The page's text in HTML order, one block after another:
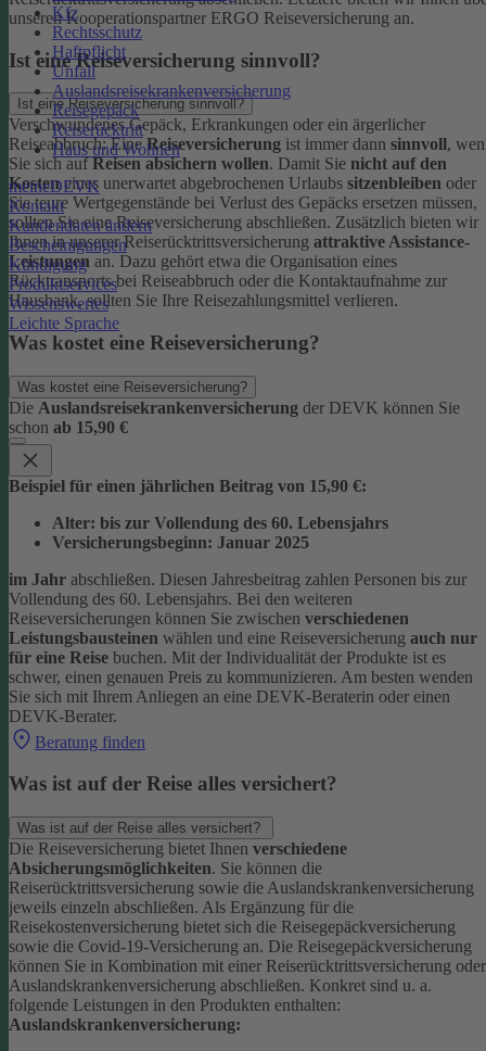
Kfz
Rechtsschutz
Haftpflicht
Unfall
Auslandsreisekrankenversicherung
Reisegepäck
Reiserücktritt
Haus und Wohnen
meineDEVK
Kontakt
Kundendaten ändern
Bescheinigungen
Kündigung
Produktservices
Wissenswertes
Leichte Sprache
unseren Kooperationspartner ERGO Reiseversicherung an.
Ist eine Reiseversicherung sinnvoll?
Ist eine Reiseversicherung sinnvoll?
Verschwundenes Gepäck, Erkrankungen oder ein ärgerlicher
Reiseabbruch: EineReiseversicherung ist immer dann sinnvoll,
Sie sich aufReisen absichern wollen. Damit Sie nicht auf den
Kosteneines unerwartet abgebrochenen Urlaubs sitzenbleiben oder
Sie teure Wertgegenstände bei Verlust des Gepäcks ersetzen müssen,
sollten Sie eine Reiseversicherung abschließen. Zusätzlich bieten wir
Ihnen in unserer Reiserücktrittsversicherung attraktive Assistance-
Leistungen an. Dazu gehört etwa die Organisation eines
Rücktransports bei Reiseabbruch oder die Kontaktaufnahme zur
Hausbank, sollten Sie Ihre Reisezahlungsmittel verlieren.
Was kostet eine Reiseversicherung?
Was kostet eine Reiseversicherung?
Die Auslandsreisekrankenversicherung der DEVK können Sie
schon ab 15,90 €
Beispiel für einen jährlichen Beitrag von 15,90 €:
Alter: bis zur Vollendung des 60. Lebensjahrs
Versicherungsbeginn: Januar 2025
im Jahr abschließen. Diesen Jahresbeitrag zahlen Personen bis zur
Vollendung des 60. Lebensjahrs. Bei den weiteren
Reiseversicherungen können Sie zwischen verschiedenen
Leistungsbausteinen wählen und eine Reiseversicherung auch nur
für eine Reise buchen. Mit der Individualität der Produkte ist es
schwer, einen genauen Preis zu kommunizieren. Am besten wenden
Sie sich mit Ihrem Anliegen an eine DEVK-Beraterin oder einen
DEVK-Berater.
Beratung finden
Was ist auf der Reise alles versichert?
Was ist auf der Reise alles versichert?
Die Reiseversicherung bietet Ihnen verschiedene
Absicherungsmöglichkeiten. Sie können die
Reiserücktrittsversicherung sowie die Auslandskrankenversicherung
jeweils einzeln abschließen. Als Ergänzung für die
Reisekostenversicherung bietet sich die Reisegepäckversicherung
sowie die Covid-19-Versicherung an. Die Reisegepäckversicherung
können Sie in Kombination mit einer Reiserücktrittsversicherung oder
Auslandskrankenversicherung abschließen. Konkret sind u. a.
folgende Leistungen in den Produkten enthalten:
Auslandskrankenversicherung: